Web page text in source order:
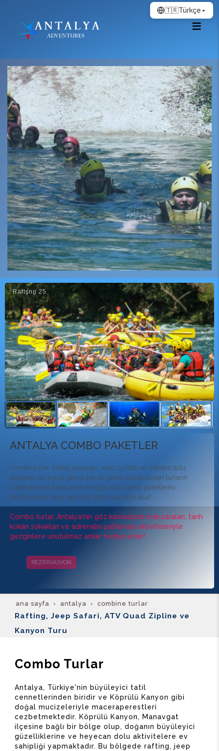
Raftşng 25
ANTALYA COMBO PAKETLER
Combo turlar, birkaç heyecan verici turistik ve macera dolu
aktiviteyi bir araya getirip tek bir paket olarak sunan turların
süperstarıdır! Antalya’nın en göz alıcı combo paketlerini
keşfetmeden karar vermek, tatile haksızlık olur!
Combo turlar, Antalya'nın göz kamaştıran manzaraları, tarih
kokan sokakları ve adrenalin patlaması aktiviteleriyle
gezginlere unutulmaz anılar hediye eder!
REZERVASYON
ana sayfa antalya combine turlar
Rafting, Jeep Safari, ATV Quad Zipline ve
Kanyon Turu
Combo Turlar
Antalya, Türkiye'nin büyüleyici tatil
cennetlerinden biridir ve Köprülü Kanyon gibi
doğal mucizeleriyle maceraperestleri
cezbetmektedir. Köprülü Kanyon, Manavgat
ilçesine bağlı bir bölge olup, doğanın büyüleyici
güzelliklerine ve heyecan dolu aktivitelere ev
sahipliği yapmaktadır. Bu bölgede rafting, jeep
🇹🇷Türkçe